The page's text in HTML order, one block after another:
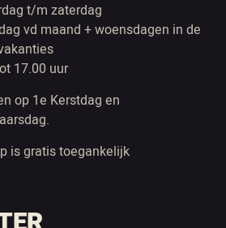
t/m zaterdag
vd maand + woensdagen in de
17.00 uur
op 1e Kerstdag en
is gratis toegankelijk